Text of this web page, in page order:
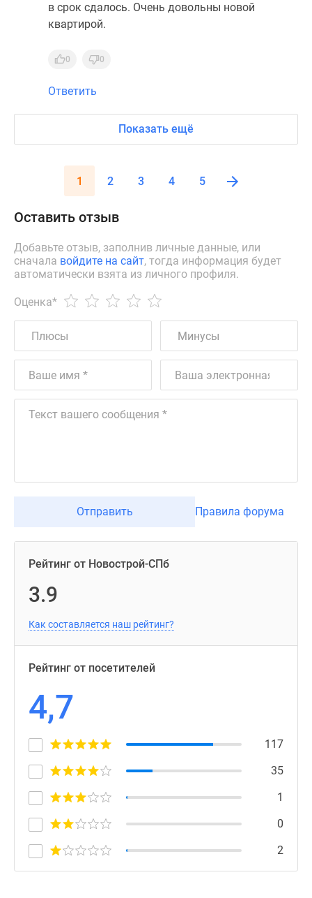
в срок сдалось. Очень довольны новой
квартирой.
0 0
Ответить
Показать ещё
1 2 3 4 5
Оставить отзыв
Добавьте отзыв, заполнив личные данные, или
сначала войдите на сайт, тогда информация будет
автоматически взята из личного профиля.
Оценка*
Отправить Правила форума
Рейтинг от Новострой-СПб
3.9
Как составляется наш рейтинг?
Рейтинг от посетителей
4,7
117
35
1
0
2